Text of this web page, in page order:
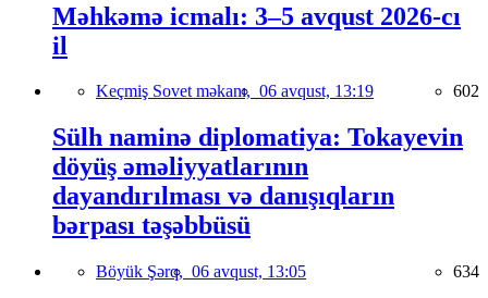
Məhkəmə icmalı: 3–5 avqust 2026-cı
il
Keçmiş Sovet məkanı, 06 avqust, 13:19 602
Sülh naminə diplomatiya: Tokayevin
döyüş əməliyyatlarının
dayandırılması və danışıqların
bərpası təşəbbüsü
Böyük Şərq, 06 avqust, 13:05 634